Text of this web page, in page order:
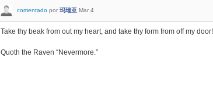
comentado por 玛瑞亚 Mar 4
Take thy beak from out my heart, and take thy form from off my
Quoth the Raven “Nevermore.”